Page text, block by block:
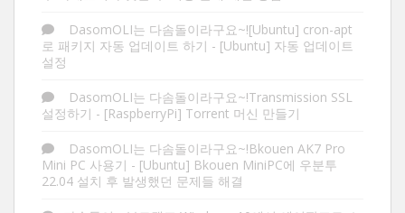
DasomOLI는 다솜돌이라구요~![Ubuntu] cron-apt
로 패키지 자동 업데이트 하기 - [Ubuntu] 자동 업데이트
설정
DasomOLI는 다솜돌이라구요~!Transmission SSL
설정하기 - [RaspberryPi] Torrent 머신 만들기
DasomOLI는 다솜돌이라구요~!Bkouen AK7 Pro
Mini PC 사용기 - [Ubuntu] Bkouen MiniPC에 우분투
22.04 설치 후 발생했던 문제들 해결